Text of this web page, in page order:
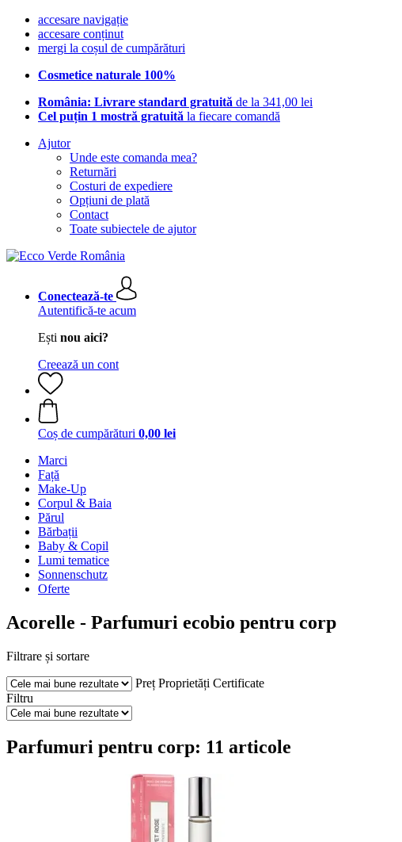
accesare navigație
accesare conținut
mergi la coșul de cumpărături
Cosmetice naturale 100%
România: Livrare standard gratuită de la 341,00 lei
Cel puțin 1 mostră gratuită la fiecare comandă
Ajutor
Unde este comanda mea?
Returnări
Costuri de expediere
Opțiuni de plată
Contact
Toate subiectele de ajutor
Conectează-te
Autentifică-te acum
Ești nou aici?
Creează un cont
Coș de cumpărături 0,00 lei
Marci
Față
Make-Up
Corpul & Baia
Părul
Bărbații
Baby & Copil
Lumi tematice
Sonnenschutz
Oferte
Acorelle - Parfumuri ecobio pentru corp
Filtrare și sortare
Preț Proprietăți Certificate
Filtru
Parfumuri pentru corp: 11 articole